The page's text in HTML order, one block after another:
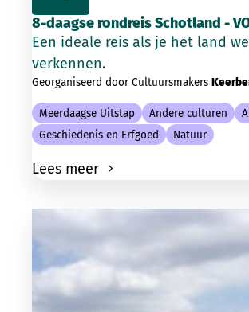
8-daagse rondreis Schotland -
Een ideale reis als je het land
verkennen.
Georganiseerd door Cultuursmakers
Meerdaagse Uitstap Andere culturen
Geschiedenis en Erfgoed
Natuur
Lees meer